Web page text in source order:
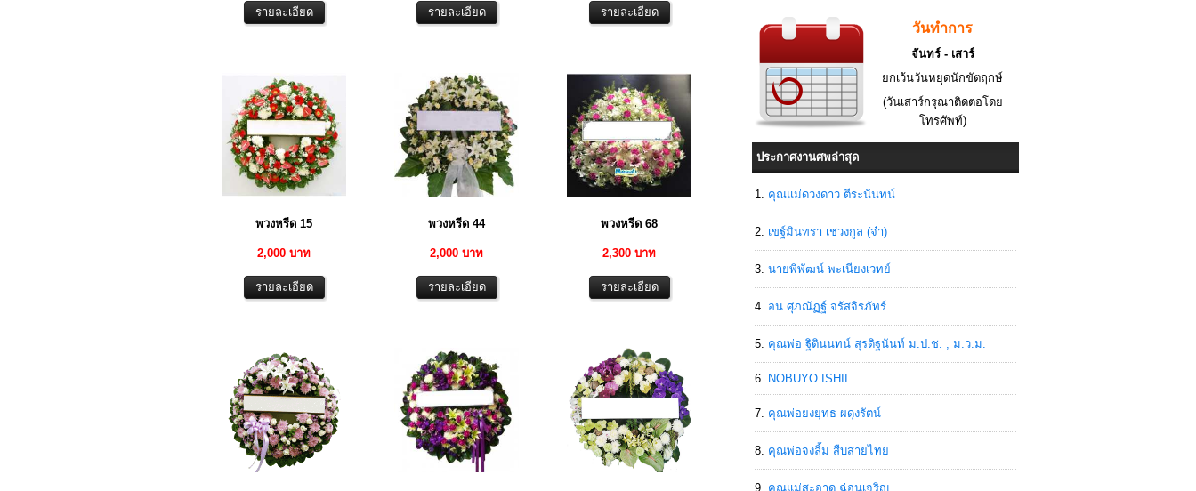
พวงหรีด 15
2,000 บาท
พวงหรีด 44
2,000 บาท
พวงหรีด 68
2,300 บาท
วันทำการ
จันทร์ - เสาร์
ยกเว้นวันหยุดนักขัตฤกษ์
(วันเสาร์กรุณาติดต่อโดย
โทรศัพท์)
ประกาศงานศพล่าสุด
คุณแม่ดวงดาว ตีระนันทน์
เขฐ์มินทรา เชวงกูล (จ๋า)
นายพิพัฒน์ พะเนียงเวทย์
อน.ศุภณัฏฐ์ จรัสจิรภัทร์
คุณพ่อ ฐิตินนทน์ สุรดิฐนันท์ ม.ป.ช. , ม.ว.ม.
NOBUYO ISHII
คุณพ่อยงยุทธ ผดุงรัตน์
คุณพ่อจงลิ้ม สืบสายไทย
คุณแม่สะอาด ฉ่อนเจริญ